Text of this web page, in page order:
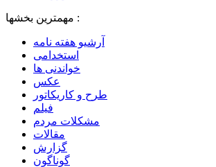
مهمترین بخشها :
آرشیو هفته نامه
استخدامی
خواندنی ها
عکس
طرح و کاریکاتور
فیلم
مشکلات مردم
مقالات
گزارش
گوناگون